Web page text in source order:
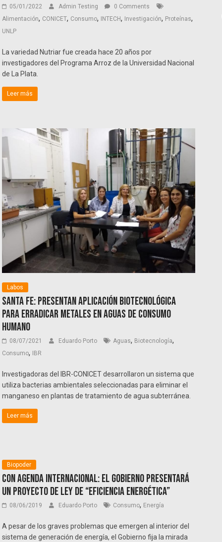
05/01/2022 Admin Testing
0 Comments
Alimentación, CONICET, Consumo, INTECH, Investigación, Proteínas,
UNLP
La variedad Nutriar fue creada hace 20 años por
investigadores del Programa Arroz de la Universidad Nacional
de La Plata.
Leer más
Labos
Santa Fe: presentan aplicación biotecnológica
para erradicar metales en aguas de consumo
humano
08/07/2021 Eduardo Porto Aguas, Biotecnología,
Consumo, IBR
Investigadoras del IBR-CONICET desarrollaron un sistema que
utiliza bacterias ambientales seleccionadas para eliminar el
manganeso en plantas de tratamiento de agua subterránea.
Leer más
Biopoder
Con agenda internacional: el gobierno presentará
un proyecto de ley de “Eficiencia Energética”
08/06/2019 Eduardo Porto Consumo, Energía
A pesar de los graves problemas que emergen al interior del
sistema de generación de energía, el Gobierno fija la mirada